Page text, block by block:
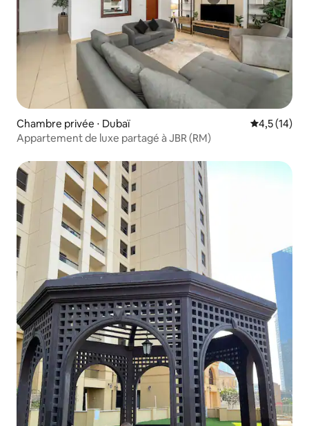
Chambre privée ⋅ Dubaï Évaluation
4,5 (14)
Appartement de luxe partagé à JBR (RM)